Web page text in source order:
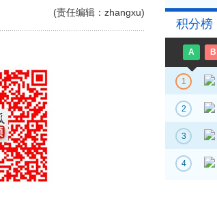
(责任编辑：zhangxu)
积分榜
A B
1
2
3
4